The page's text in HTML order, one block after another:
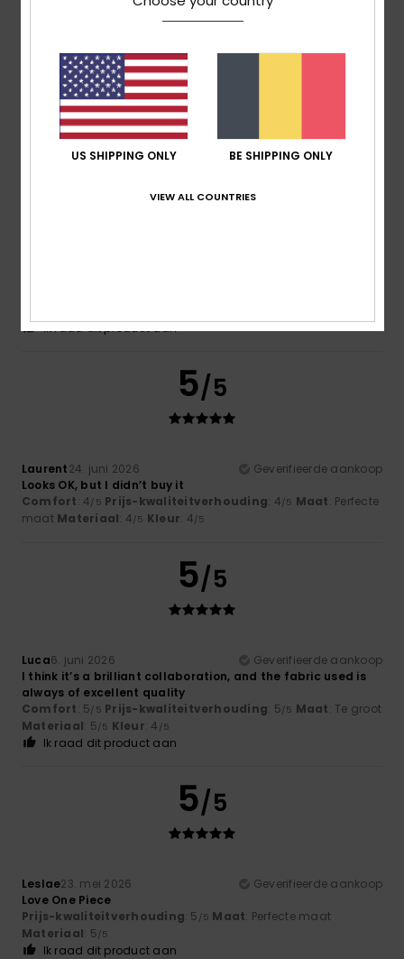
4. juli 2026
Geverifieerde aankoop
Fabric quality
Comfort: 5/5 Prijs-kwaliteitverhouding
Materiaal: 5/5 Kleur: 5
Ik raad dit product aan
Ik raad dit product aan
5/5
Laurent24. juni 2026
Geverifieerde aankoop
Looks OK, but I didn’t buy it
Comfort: 4/5 Prijs-kwaliteitverhouding: 4/5 Maat: Perfecte
maat Materiaal: 4/5 Kleur: 4/5
5/5
Luca6. juni 2026
Geverifieerde aankoop
I think it’s a brilliant collaboration, and the fabric used is
always of excellent quality
Comfort: 5/5 Prijs-kwaliteitverhouding: 5/5 Maat: Te groot
Materiaal: 5/5 Kleur: 4 /5
Ik raad dit product aan
5/5
Leslae23. mei 2026
Geverifieerde aankoop
Love One Piece
Prijs-kwaliteitverhouding: 5 /5 Maat: Perfecte maat
Materiaal: 5/5
Ik raad dit product aan
US SHIPPING ONLY BE SHIPPING ONLY
VIEW ALL COUNTRIES